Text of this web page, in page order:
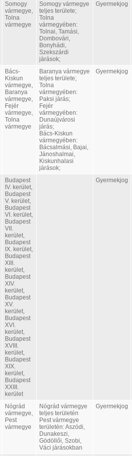
Somogy
vármegye,
Tolna
vármegye
Somogy vármegye
teljes területe;
Tolna
vármegyében:
Tolnai, Tamási,
Dombovári,
Bonyhádi,
Szekszárdi
járások;
Gyermekjog
Bács-
Kiskun
vármegye,
Baranya
vármegye,
Fejér
vármegye,
Tolna
vármegye
Baranya vármegye
teljes területe;
Tolna
vármegyében:
Paksi járás;
Fejér
vármegyében:
Dunaújvárosi
járás;
Bács-Kiskun
vármegyében:
Bácsalmási, Bajai,
Jánoshalmai,
Kiskunhalasi
járások;
Gyermekjog
Budapest
IV. kerület,
Budapest
V. kerület,
Budapest
VI. kerület,
Budapest
VII.
kerület,
Budapest
IX. kerület,
Budapest
XIII.
kerület,
Budapest
XIV.
kerület,
Budapest
XV.
kerület,
Budapest
XVI.
kerület,
Budapest
XVIII.
kerület,
Budapest
XIX.
kerület,
Budapest
XXIII.
kerület
Gyermekjog
Nógrád
vármegye,
Pest
vármegye
Nógrád vármegye
teljes területén
Pest vármegye
területén: Aszódi,
Dunakeszi,
Gödöllői, Szobi,
Váci járásokban
Gyermekjog